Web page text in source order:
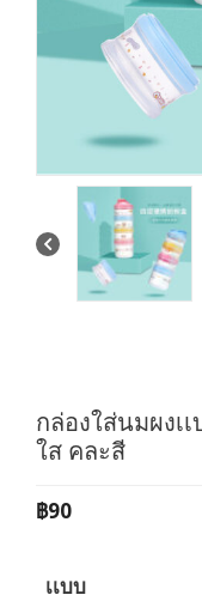
กล่องใส่นมผงเ
ใส คละสี
฿90
เเบบ